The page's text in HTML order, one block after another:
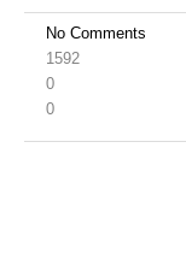
No Comments
1592
0
0